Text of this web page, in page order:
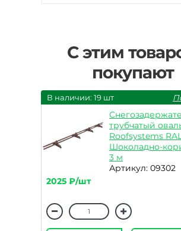
С этим
покупают
В наличии: 19 шт
трубчатый
Roofsystems
Шоколадно-
3 м
Артикул: 09302
2025 ₽/шт